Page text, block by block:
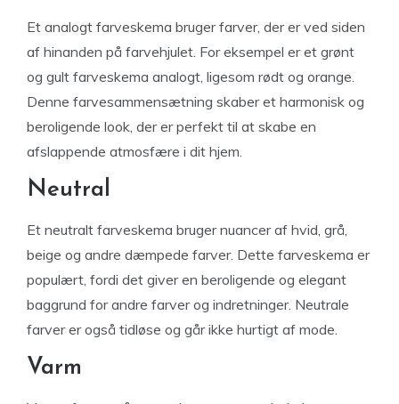
Et analogt farveskema bruger farver, der er ved siden
af ​​hinanden på farvehjulet. For eksempel er et grønt
og gult farveskema analogt, ligesom rødt og orange.
Denne farvesammensætning skaber et harmonisk og
beroligende look, der er perfekt til at skabe en
afslappende atmosfære i dit hjem.
Neutral
Et neutralt farveskema bruger nuancer af hvid, grå,
beige og andre dæmpede farver. Dette farveskema er
populært, fordi det giver en beroligende og elegant
baggrund for andre farver og indretninger. Neutrale
farver er også tidløse og går ikke hurtigt af mode.
Varm